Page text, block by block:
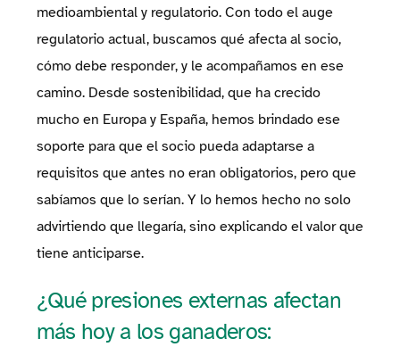
medioambiental y regulatorio. Con todo el auge
regulatorio actual, buscamos qué afecta al socio,
cómo debe responder, y le acompañamos en ese
camino. Desde sostenibilidad, que ha crecido
mucho en Europa y España, hemos brindado ese
soporte para que el socio pueda adaptarse a
requisitos que antes no eran obligatorios, pero que
sabíamos que lo serían. Y lo hemos hecho no solo
advirtiendo que llegaría, sino explicando el valor que
tiene anticiparse.
¿Qué presiones externas afectan
más hoy a los ganaderos: